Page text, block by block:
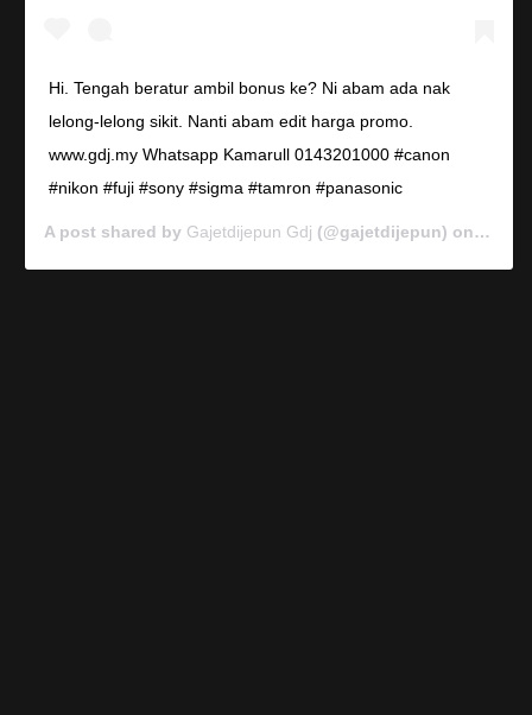
Hi. Tengah beratur ambil bonus ke? Ni abam ada nak
lelong-lelong sikit. Nanti abam edit harga promo.
www.gdj.my Whatsapp Kamarull 0143201000 #canon
#nikon #fuji #sony #sigma #tamron #panasonic
A post shared by Gajetdijepun Gdj (@gajetdijepun) on Jan 7,